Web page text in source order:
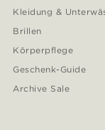
Kleidung &
Brillen
Körperpflege
Geschenk-Guide
Archive Sale